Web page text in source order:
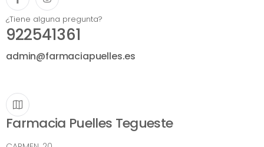
¿Tiene alguna pregunta?
922541361
admin@farmaciapuelles.es
Farmacia Puelles Tegueste